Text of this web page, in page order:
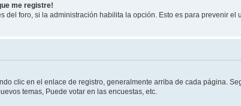
me registre!
foro, si la administración habilita la opción. Esto es para prevenir
clic en el enlace de registro, generalmente arriba de cada página.
temas, Puede votar en las encuestas, etc.